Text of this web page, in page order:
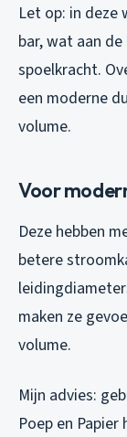
Let op: in deze
bar, wat aan
spoelkracht.
een moderne
volume.
Voor
Deze hebben
betere
maken ze
volume.
Mijn advies:
Poep en